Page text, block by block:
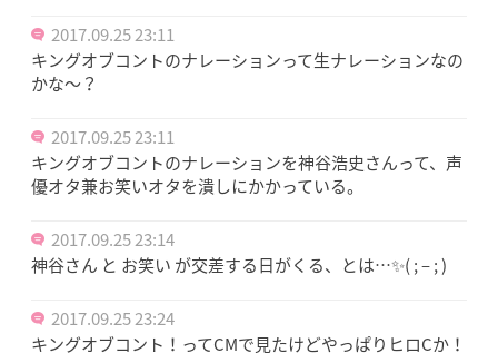
2017.09.25 23:11
キングオブコントのナレーションって生ナレーションなの
かな〜？
2017.09.25 23:11
キングオブコントのナレーションを神谷浩史さんって、声
優オタ兼お笑いオタを潰しにかかっている。
2017.09.25 23:14
神谷さん と お笑い が交差する日がくる、とは…✨( ; – ; )
2017.09.25 23:24
キングオブコント！ってCMで見たけどやっぱりヒロCか！